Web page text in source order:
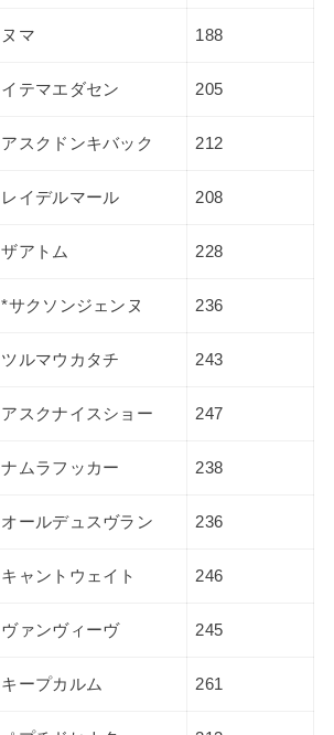
ヌマ 188
イテマエダセン 205
アスクドンキバック 212
レイデルマール 208
ザアトム 228
*サクソンジェンヌ 236
ツルマウカタチ 243
アスクナイスショー 247
ナムラフッカー 238
オールデュスヴラン 236
キャントウェイト 246
ヴァンヴィーヴ 245
キープカルム 261